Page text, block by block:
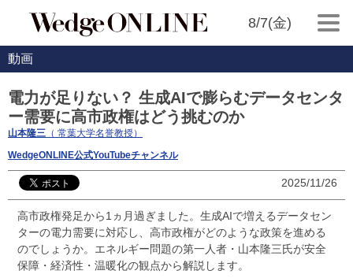
8/7(金)
動画
電力が足りない？ 生成AIで膨らむデータセンタ
ー需要に高市政権はどう挑むのか
山本隆三 （ 常葉大学名誉教授）
WedgeONLINE公式YouTubeチャンネル
2025/11/26
高市政権発足から1ヵ月過ぎました。生成AIで増えるデータセン
ターの電力需要に対応し、高市政権がどのような政策を進める
のでしょうか。エネルギー問題の第一人者・山本隆三氏が安全
保障・経済性・温暖化の観点から解説します。